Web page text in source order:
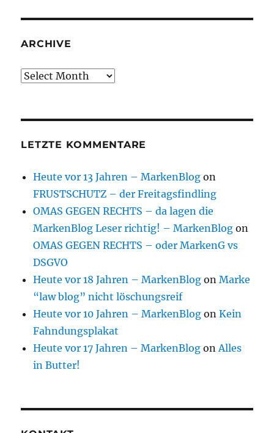
ARCHIVE
Archive
LETZTE KOMMENTARE
Heute vor 13 Jahren – MarkenBlog on
FRUSTSCHUTZ – der Freitagsfindling
OMAS GEGEN RECHTS – da lagen die
MarkenBlog Leser richtig! – MarkenBlog on
OMAS GEGEN RECHTS – oder MarkenG vs
DSGVO
Heute vor 18 Jahren – MarkenBlog onMarke
“law blog” nicht löschungsreif
Heute vor 10 Jahren – MarkenBlog onKein
Fahndungsplakat
Heute vor 17 Jahren – MarkenBlog onAlles
in Butter!